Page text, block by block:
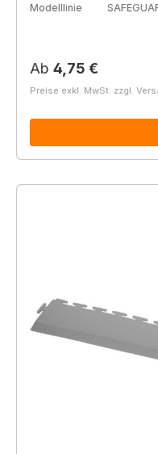
Modelllinie
Regulärer Preis:
Ab 4,75 €
Preise exkl. MwSt. zzgl.